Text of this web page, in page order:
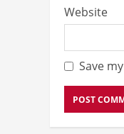
Website
Save